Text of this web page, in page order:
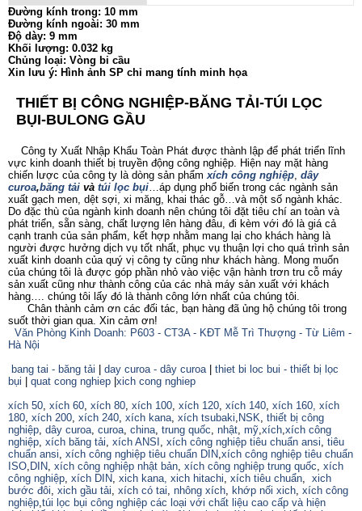
Đường kính trong: 10 mm
Đường kính ngoài: 30 mm
Độ dày: 9 mm
Khối lượng: 0.032 kg
Chủng loại: Vòng bi cầu
Xin lưu ý: Hình ảnh SP chỉ mang tính minh họa
THIẾT BỊ CÔNG NGHIỆP-BĂNG TẢI-TÚI LỌC
BỤI-BULONG GẦU
Công ty Xuất Nhập Khẩu Toàn Phát được thành lập để phát triển lĩnh
vực kinh doanh thiết bị truyền động công nghiệp. Hiện nay mặt hàng
chiến lược của công ty là dòng sản phẩm xích công nghiệp, dây
curoa,băng tải và túi lọc bụi…áp dụng phổ biến trong các ngành sản
xuất gạch men, dệt sợi, xi măng, khai thác gỗ…và một số ngành khác.
Do đặc thù của ngành kinh doanh nên chúng tôi đặt tiêu chí an toàn và
phát triển, sẵn sàng, chất lượng lên hàng đâu, đi kèm với đó là giá cả
cạnh tranh của sản phẩm, kết hợp nhằm mang lại cho khách hàng là
người được hưởng dịch vụ tốt nhất, phục vụ thuận lợi cho quá trình sản
xuất kinh doanh của quý vị công ty cũng như khách hàng. Mong muốn
của chúng tôi là được góp phần nhỏ vào việc vận hành trơn tru cỗ máy
sản xuất cũng như thành công của các nhà máy sản xuất với khách
hàng…. chúng tôi lấy đó là thành công lớn nhất của chúng tôi.
Chân thành cảm ơn các đối tác, bạn hàng đã ủng hộ chúng tôi trong
suốt thời gian qua. Xin cảm ơn!
Văn Phòng Kinh Doanh: P603 - CT3A - KĐT Mễ Trì Thượng - Từ Liêm -
Hà Nội
bang tai - băng tải
day curoa - dây curoa| thiet bi loc bui - thiết bị lọc
bụi
quat cong nghiep xich cong nghiep
xích 50, xích 60, xích 80, xích 100, xích 120, xích 140, xích 160, xích
180, xích 200, xích 240, xích kana, xích tsubaki, NSK, thiết bị công
nghiệp, dây curoa, curoa, china, trung quốc, nhật, mỹ,xích,xích công
nghiệp, xích băng tải, xích ANSI , xích công nghiệp tiêu chuẩn ansi, tiêu
chuẩn ansi, xích công nghiệp tiêu chuẩn DIN,xích công nghiệp tiêu chuẩn
ISO, DIN, xích công nghiệp nhật bản, xích công nghiệp trung quốc, xích
công nghiệp, xích DIN, xich kana, xich hitachi, xích tiêu chuẩn, xich
bước đôi, xich gầu tải, xích có tai, nhông xích, khớp nối xich, xích công
nghiệp,túi lọc bụi công nghiệp các loại với chất liệu cao cấp và hiện